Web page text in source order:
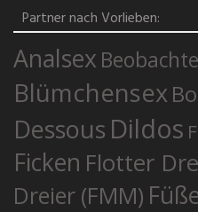
Partner nach Vorlieben:
Analsex
Blümchensex
Dessous Dildos
Ficken Flotter
Dreier (FMM)